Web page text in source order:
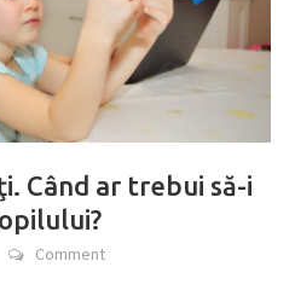
Când ar trebui să-i
Comment